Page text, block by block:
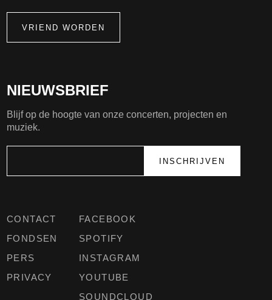
CONTACT
FONDSEN
PERS
PRIVACY
FACEBOOK
SPOTIFY
INSTAGRAM
YOUTUBE
SOUNDCLOUD
NIEUWSBRIEF
Blijf op de hoogte van onze concerten, projecten en
muziek.
VRIEND WORDEN